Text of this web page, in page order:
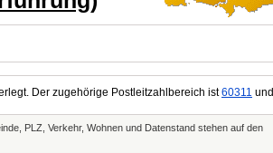
Der zugehörige Postleitzahlbereich ist60311 und
PLZ, Verkehr, Wohnen und Datenstand stehen auf den